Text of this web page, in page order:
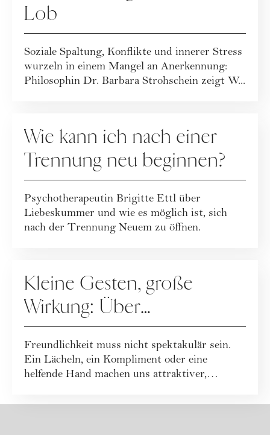
Lob
Soziale Spaltung, Konflikte und innerer Stress
wurzeln in einem Mangel an Anerkennung:
Philosophin Dr. Barbara Strohschein zeigt W...
Wie kann ich nach einer
Trennung neu beginnen?
Psychotherapeutin Brigitte Ettl über
Liebeskummer und wie es möglich ist, sich
nach der Trennung Neuem zu öffnen.
Kleine Gesten, große
Wirkung: Über
Freundlichkeit im Alltag
Freundlichkeit muss nicht spektakulär sein.
Ein Lächeln, ein Kompliment oder eine
helfende Hand machen uns attraktiver,